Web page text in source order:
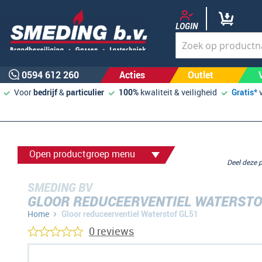
LOGIN
0594 612 260 Acties Outlet
Voorbedrijf&particulier 100% kwaliteit & veiligheid Gratis*
Open productgroep menu
SMEDING BV
GLOOR REDUCEERVENTIEL
Home Gloor reduceerventiel Waterstof GL51
Deel
0 reviews
Ga